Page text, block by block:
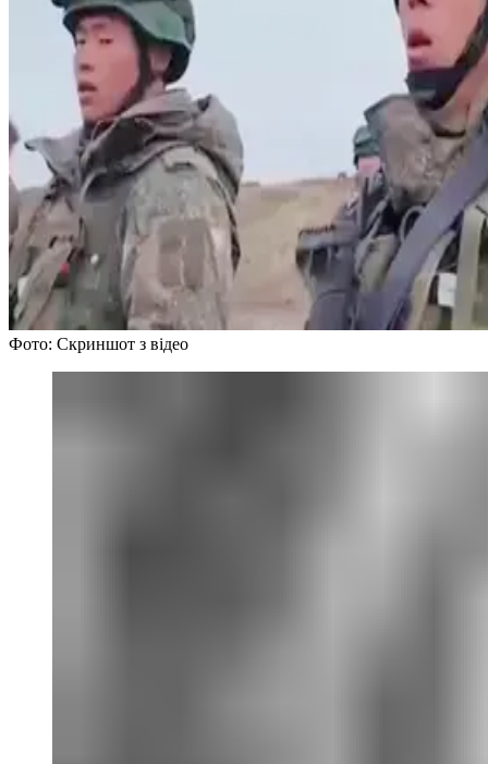
Фото: Скриншот з відео